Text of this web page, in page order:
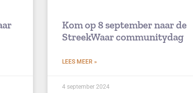
Kom op 8 september naar de
StreekWaar communitydag
LEES MEER »
4 september 2024